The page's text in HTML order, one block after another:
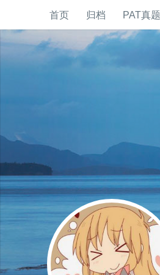
首页 归档 PAT真题